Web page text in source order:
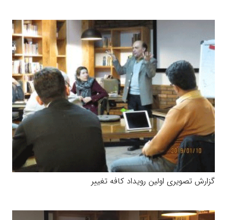
گزارش تصویری اولین رویداد کافه تغییر